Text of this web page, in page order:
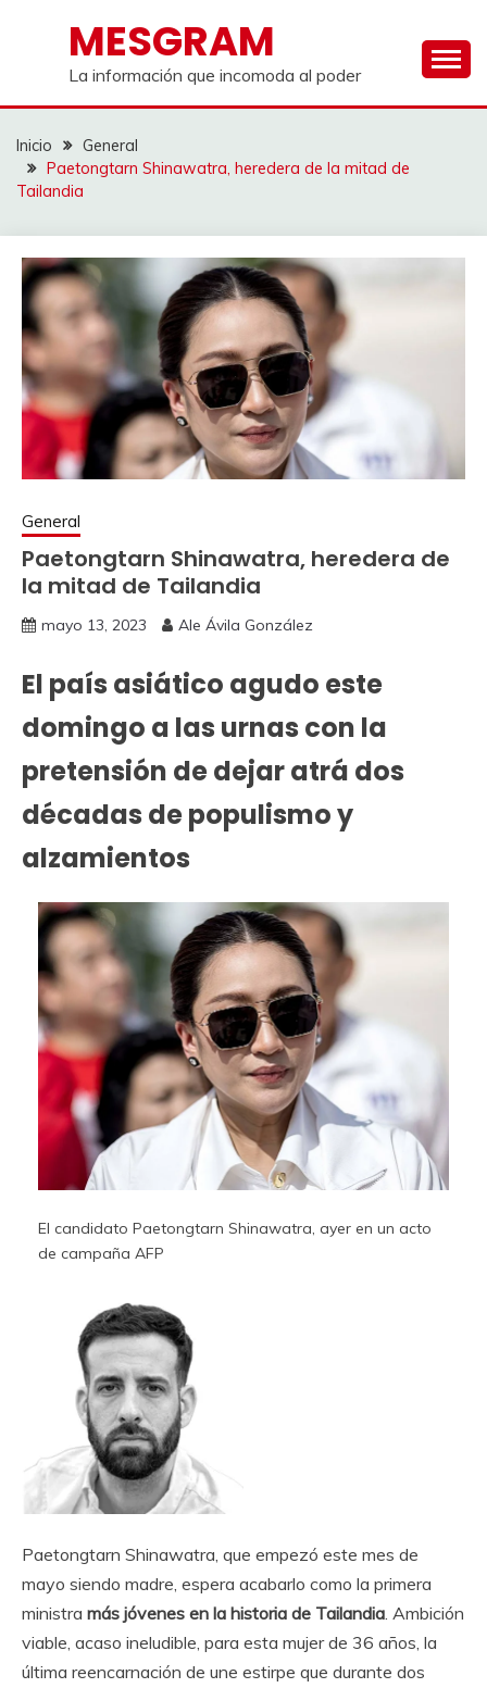
contenidoMESGRAM
La información que incomoda al poder
Inicio
General
Paetongtarn Shinawatra, heredera de la mitad de
Tailandia
General
Paetongtarn Shinawatra, heredera de
la mitad de Tailandia
mayo 13, 2023 Ale Ávila González
El país asiático agudo este
domingo a las urnas con la
pretensión de dejar atrá dos
décadas de populismo y
alzamientos
El candidato Paetongtarn Shinawatra, ayer en un acto
de campaña AFP
Paetongtarn Shinawatra, que empezó este mes de
mayo siendo madre, espera acabarlo como la primera
ministra más jóvenes en la historia de Tailandia . Ambición
viable, acaso ineludible, para esta mujer de 36 años, la
última reencarnación de une estirpe que durante dos